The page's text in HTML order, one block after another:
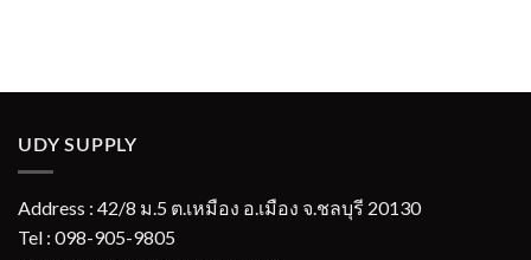
UDY SUPPLY
Address : 42/8 ม.5 ต.เหมือง อ.เมือง จ.ชลบุรี 20130
Tel : 098-905-9805